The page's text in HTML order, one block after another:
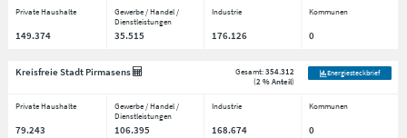
Private Haushalte
Gewerbe / Handel /
Dienstleistungen
Industrie Kommunen
149.374 35.515 176.126 0
Kreisfreie Stadt Pirmasens Gesamt:354.312
(2 % Anteil)
Energiesteckbrief
Private Haushalte
Gewerbe / Handel /
Dienstleistungen
Industrie Kommunen
79.243 106.395 168.674 0